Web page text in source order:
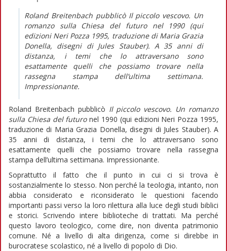
Roland Breitenbach pubblicò Il piccolo vescovo. Un
romanzo sulla Chiesa del futuronel 1990 (qui
edizioni Neri Pozza 1995, traduzione di Maria Grazia
Donella, disegni di Jules Stauber). A 35 anni di
distanza, i temi che lo attraversano sono
esattamente quelli che possiamo trovare nella
rassegna stampa dell’ultima settimana.
Impressionante.
Roland Breitenbach pubblicò Il piccolo vescovo. Un romanzo
sulla Chiesa del futuronel 1990 (qui edizioni Neri Pozza 1995,
traduzione di Maria Grazia Donella, disegni di Jules Stauber). A
35 anni di distanza, i temi che lo attraversano sono
esattamente quelli che possiamo trovare nella rassegna
stampa dell’ultima settimana. Impressionante.
Soprattutto il fatto che il punto in cui ci si trova è
sostanzialmente lo stesso. Non perché la teologia, intanto, non
abbia considerato e riconsiderato le questioni facendo
importanti passi verso la loro rilettura alla luce degli studi biblici
e storici. Scrivendo intere biblioteche di trattati. Ma perché
questo lavoro teologico, come dire, non diventa patrimonio
comune. Né a livello di alta dirigenza, come si direbbe in
burocratese scolastico, né a livello di popolo di Dio.